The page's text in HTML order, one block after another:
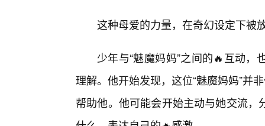
这种母爱的力量，在奇幻设定下被
少年与“魅魔妈妈”之间的🔥互动
理解。他开始发现，这位“魅魔妈妈”并
帮助他。他可能会开始主动与她交流